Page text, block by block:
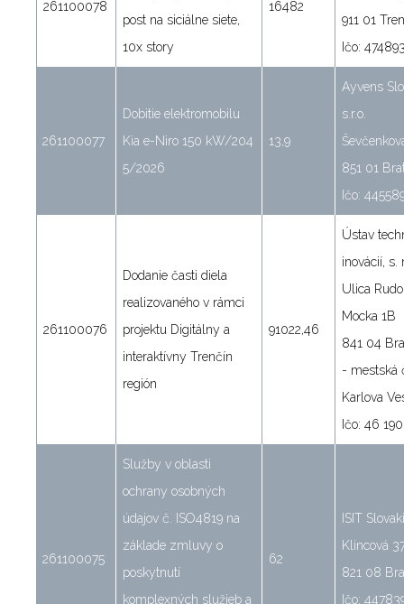
261100078
post na siciálne siete,
10x story
16482
911 01
Ičo:
261100077
Dobitie elektromobilu
Kia e-Niro 150 kW/204
5/2026
13,9
Ayvens
s.r.o.
851 01
Ičo:
261100076
Dodanie časti diela
realizovaného v rámci
projektu Digitálny a
interaktívny Trenčín
región
91022,46
Ústav
inovácií, s.
Ulica
Mocka 1B
841 04
- mestská
Karlova
Ičo: 46
261100075
Služby v oblasti
ochrany osobných
údajov č. ISO4819 na
základe zmluvy o
poskytnutí
komplexných služieb a
62
ISIT
Klincová
821 08
Ičo: